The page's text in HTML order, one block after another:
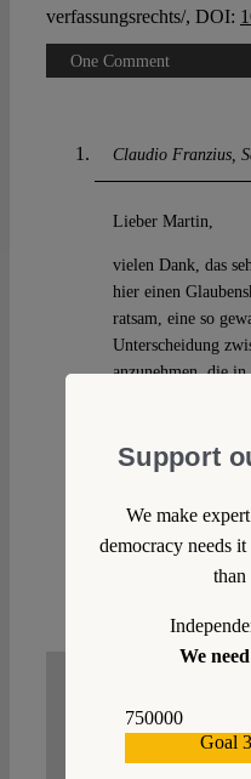
verfassungsrechts/, DOI:
One Comment
Claudio Franzius
Lieber Martin,
vielen Dank, das
hier einen
ratsam, eine so
Unterscheidung
anzunehmen, die
Grundrechten ein
sicherlich unsere
WRITE A COMMENT
1. We welcome your
Support
We make
democracy needs
We
750000
Goal